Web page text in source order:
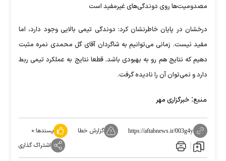
مصدومیت‌ها روی دوندگی‌های غیرمفید است
درخشان در پایان خاطرنشان کرد: دوندگی تیمی بالایی وجود دارد، اما
مفید نیست. زمانی می‌توانیم به شاگردان آقای گل محمدی نمره مثبت
دهیم که نتایج هم رو به بهبودی باشد. قطعا نتایج به عملکرد تیمی ربط
دارد و نمی‌توان آن را نادیده گرفت.
منبع: خبرگزاری مهر
https://aftabnews.ir/003g4y گزارش خطا پسندها:۰
اشتراک گذاری